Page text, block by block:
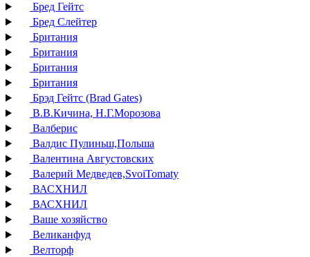
Бред Гейтс
Бред Слейтер
Британия
Британия
Британия
Британия
Брэд Гейтс (Brad Gates)
В.В.Кичина, Н.Г.Морозова
Валберис
Валдис Пулиньш,Польша
Валентина Августовских
Валерий Медведев,SvoiTomaty
ВАСХНИЛ
ВАСХНИЛ
Ваше хозяйство
Великанфуд
Велторф